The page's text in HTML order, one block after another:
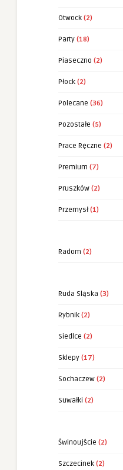
Otwock (2)
Party (18)
Piaseczno (2)
Płock (2)
Polecane (36)
Pozostałe (5)
Prace Ręczne (2)
Premium (7)
Pruszków (2)
Przemysł (1)
Radom (2)
Ruda Sląska (3)
Rybnik (2)
Siedlce (2)
Sklepy (17)
Sochaczew (2)
Suwałki (2)
Świnoujście (2)
Szczecinek (2)